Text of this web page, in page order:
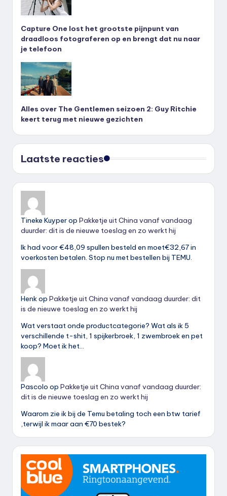
Capture One lost het grootste pijnpunt van
draadloos fotograferen op en brengt dat nu naar
je telefoon
Alles over The Gentlemen seizoen 2: Guy Ritchie
keert terug met nieuwe gezichten
Laatste reacties
Tineke Kuyperop Pakketje uit China vanaf vandaag
duurder: dit is de nieuwe toeslag en zo werkt hij
Ik had voor €48,09 spullen besteld en moet€32,67 in
voerkosten betalen. Stop nu met bestellen bij TEMU.
Henkop Pakketje uit China vanaf vandaag duurder: dit
is de nieuwe toeslag en zo werkt hij
Wat verstaat onde productcategorie? Wat als ik 5
verschillende t-shit, 1 spijkerbroek, 1 zwembroek en pet
koop? Moet ik het…
Pascolo op Pakketje uit China vanaf vandaag duurder:
dit is de nieuwe toeslag en zo werkt hij
Waarom zie ik bij de Temu betaling toch een btw tarief
,terwijl ik maar aan €70 bestek?